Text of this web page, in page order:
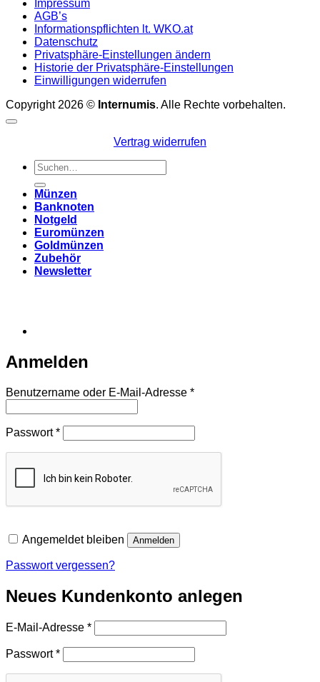
Impressum
AGB’s
Informationspflichten lt. WKO.at
Datenschutz
Privatsphäre-Einstellungen ändern
Historie der Privatsphäre-Einstellungen
Einwilligungen widerrufen
Copyright 2026 © Internumis. Alle Rechte vorbehalten.
Vertrag widerrufen
Suchen
nach:
Münzen
Banknoten
Notgeld
Euromünzen
Goldmünzen
Zubehör
Newsletter
Anmelden
Benutzername oder E-Mail-Adresse *Erforderlich
Passwort*Erforderlich
Angemeldet bleiben Anmelden
Passwort vergessen?
Neues Kundenkonto anlegen
E-Mail-Adresse *Erforderlich
Passwort*Erforderlich